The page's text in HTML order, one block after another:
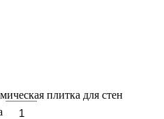
плитка для стен